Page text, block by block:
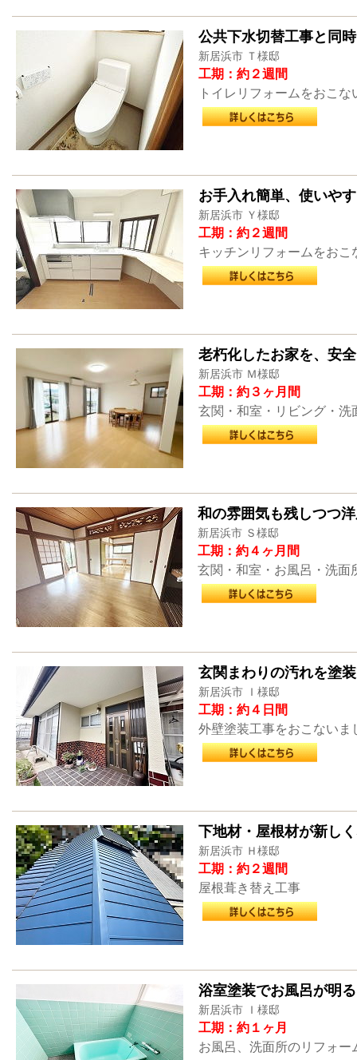
公共下水切替工事と同
新居浜市 Ｔ様邸
工期：約２週間
トイレリフォームをおこな
お手入れ簡単、使いや
新居浜市 Ｙ様邸
工期：約２週間
キッチンリフォームをおこ
老朽化したお家を、安
新居浜市 Ｍ様邸
工期：約３ヶ月間
玄関・和室・リビング・
和の雰囲気も残しつつ
新居浜市 Ｓ様邸
工期：約４ヶ月間
玄関・和室・お風呂・洗面
玄関まわりの汚れを塗
新居浜市 Ｉ様邸
工期：約４日間
外壁塗装工事をおこないま
下地材・屋根材が新し
新居浜市 Ｈ様邸
工期：約２週間
屋根葺き替え工事
浴室塗装でお風呂が明
新居浜市 Ｉ様邸
工期：約１ヶ月
お風呂、洗面所のリフォー